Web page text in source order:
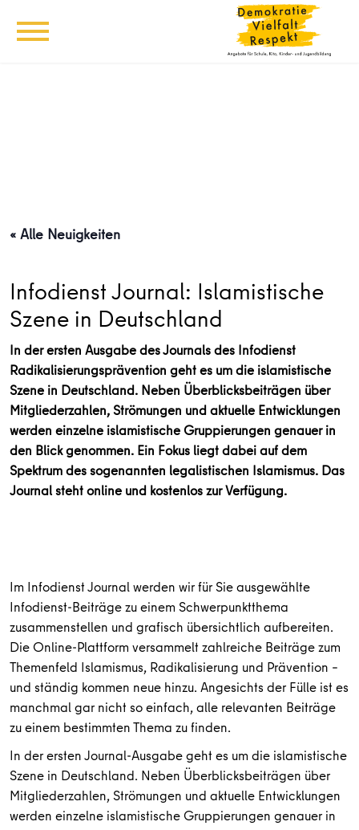
« Alle Neuigkeiten
Infodienst Journal: Islamistische
Szene in Deutschland
In der ersten Ausgabe des Journals des Infodienst
Radikalisierungsprävention geht es um die islamistische
Szene in Deutschland. Neben Überblicksbeiträgen über
Mitgliederzahlen, Strömungen und aktuelle Entwicklungen
werden einzelne islamistische Gruppierungen genauer in
den Blick genommen. Ein Fokus liegt dabei auf dem
Spektrum des sogenannten legalistischen Islamismus. Das
Journal steht online und kostenlos zur Verfügung.
Im Infodienst Journal werden wir für Sie ausgewählte
Infodienst-Beiträge zu einem Schwerpunktthema
zusammenstellen und grafisch übersichtlich aufbereiten.
Die Online-Plattform versammelt zahlreiche Beiträge zum
Themenfeld Islamismus, Radikalisierung und Prävention –
und ständig kommen neue hinzu. Angesichts der Fülle ist es
manchmal gar nicht so einfach, alle relevanten Beiträge
zu einem bestimmten Thema zu finden.
In der ersten Journal-Ausgabe geht es um die islamistische
Szene in Deutschland. Neben Überblicksbeiträgen über
Mitgliederzahlen, Strömungen und aktuelle Entwicklungen
werden einzelne islamistische Gruppierungen genauer in